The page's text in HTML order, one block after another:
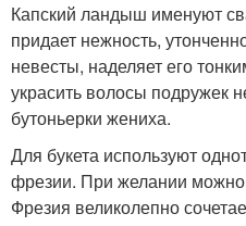
Капский ландыш именуют
придает нежность,
невесты, наделяет его
украсить волосы подружек
бутоньерки жениха.
Для букета используют
фрезии. При желании можно
Фрезия великолепно